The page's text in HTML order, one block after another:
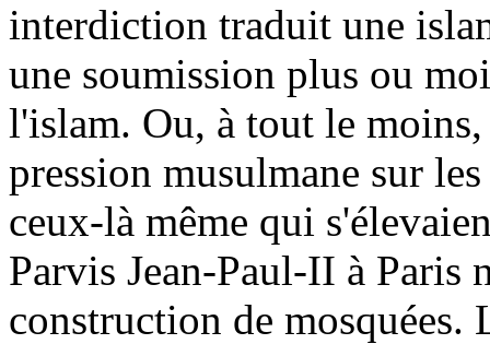
interdiction traduit une
une soumission plus ou
l'islam. Ou, à tout le
pression musulmane sur
ceux-là même qui
Parvis Jean-Paul-II à Paris
construction de